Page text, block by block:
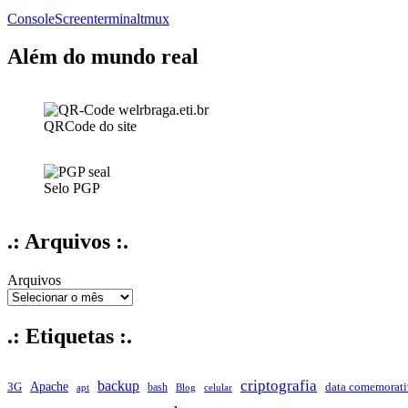
ConsoleScreenterminaltmux
Além do mundo real
QRCode do site
Selo PGP
.: Arquivos :.
Arquivos
.: Etiquetas :.
3G Apache apt backup bash Blog celular criptografia data